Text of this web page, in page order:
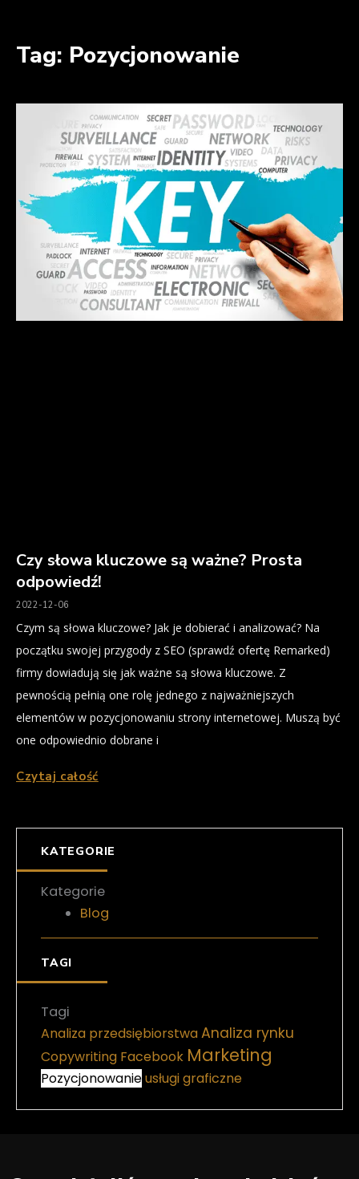
treściTag: Pozycjonowanie
Czy słowa kluczowe są ważne? Prosta
odpowiedź!
2022-12-06
Czym są słowa kluczowe? Jak je dobierać i analizować? Na
początku swojej przygody z SEO (sprawdź ofertę Remarked)
firmy dowiadują się jak ważne są słowa kluczowe. Z
pewnością pełnią one rolę jednego z najważniejszych
elementów w pozycjonowaniu strony internetowej. Muszą być
one odpowiednio dobrane i
Czytaj całość
KATEGORIE
Kategorie
Blog
TAGI
Tagi
Analiza przedsiębiorstwaAnaliza rynku
Copywriting Facebook Marketing
Pozycjonowanieusługi graficzne